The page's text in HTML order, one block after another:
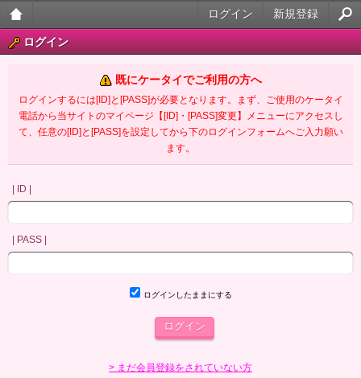
大人
ータ
イ官
新規登録
ログイン
ログイン
既にケータイでご利用の方へ
ログインするには[ID]と[PASS]が必要となります。まず、ご使用のケータイ
電話から当サイトのマイページ【[ID]・[PASS]変更】メニューにアクセスし
て、任意の[ID]と[PASS]を設定してから下のログインフォームへご入力願い
ます。
| ID |
| PASS |
ログインしたままにする
> まだ会員登録をされていない方